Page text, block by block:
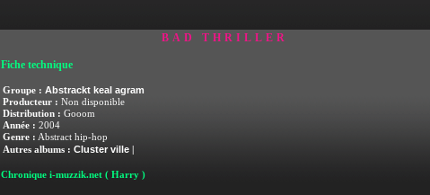
BAD THRILLER
Fiche technique
Groupe : Abstrackt keal agram
Producteur : Non disponible
Distribution : Gooom
Année : 2004
Genre : Abstract hip-hop
Autres albums : Cluster ville|
Chronique i-muzzik.net ( Harry )